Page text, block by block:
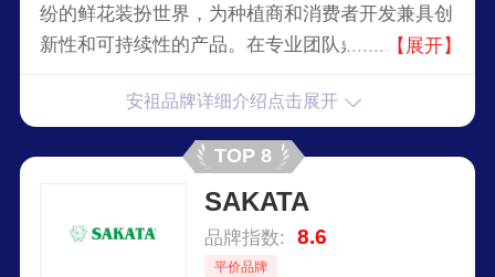
纷的鲜花装扮世界，为种植商和消费者开发兼具创
新性和可持续性的产品。在专业团队鼎力支持下，
为了各色新品，创新与可持续发展是品牌工作方式
和思维方式的精髓所在。
【展开】
安祖品牌详细介绍点击展开
TOP 8
SAKATA
品牌指数: 8.6
平价品牌